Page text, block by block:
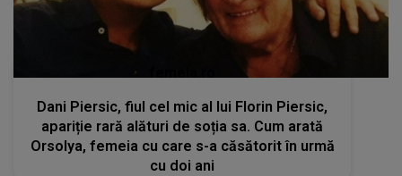
Dani Piersic, fiul cel mic al lui Florin Piersic,
apariție rară alături de soția sa. Cum arată
Orsolya, femeia cu care s-a căsătorit în urmă
cu doi ani